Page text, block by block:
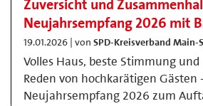
Zuversicht und
Neujahrsempfang 2026 mit
19.01.2026 | von SPD-Kreisverband Main-
Volles Haus, beste Stimmung
Reden von hochkarätigen Gästen
Neujahrsempfang 2026 zum